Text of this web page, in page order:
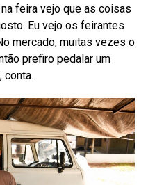
feira vejo que as coisas
Eu vejo os feirantes
mercado, muitas vezes o
prefiro pedalar um
conta.